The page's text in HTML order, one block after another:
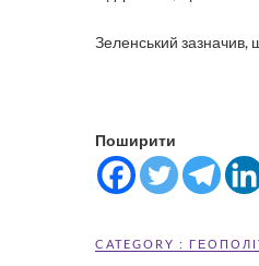
Зеленський зазначив,
Поширити
CATEGORY :